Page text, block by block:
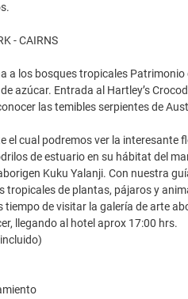
- CAIRNS
los bosques tropicales
azúcar. Entrada al Hartley’s
las temibles serpientes de
el cual podremos ver la
de estuario en su hábitat del
Kuku Yalanji. Con nuestra
tropicales de plantas, pájaros y
de visitar la galería de arte
llegando al hotel aprox 17:00 hrs.